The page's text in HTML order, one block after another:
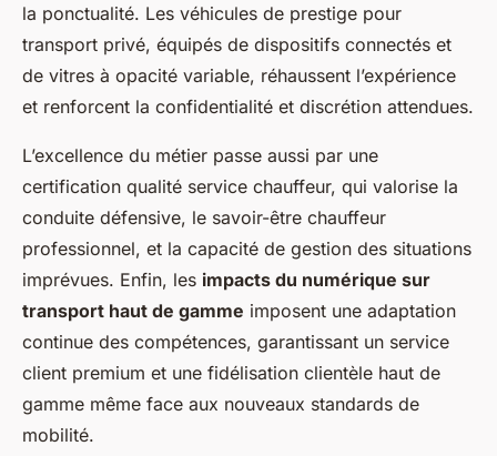
la ponctualité. Les véhicules de prestige pour
transport privé, équipés de dispositifs connectés et
de vitres à opacité variable, réhaussent l’expérience
et renforcent la confidentialité et discrétion attendues.
L’excellence du métier passe aussi par une
certification qualité service chauffeur, qui valorise la
conduite défensive, le savoir-être chauffeur
professionnel, et la capacité de gestion des situations
imprévues. Enfin, les impacts du numérique sur
transport haut de gamme imposent une adaptation
continue des compétences, garantissant un service
client premium et une fidélisation clientèle haut de
gamme même face aux nouveaux standards de
mobilité.